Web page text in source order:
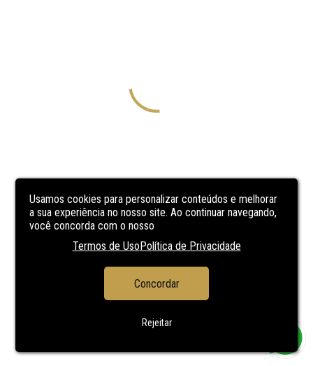
Usamos cookies para personalizar conteúdos e melhorar
a sua experiência no nosso site. Ao continuar navegando,
você concorda com o nosso
Termos de UsoPolítica de Privacidade
Concordar
Rejeitar